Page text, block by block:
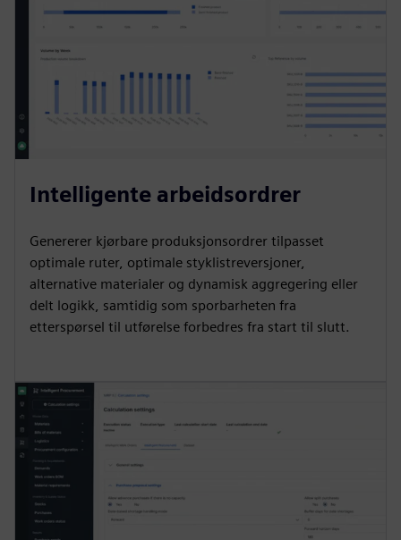
Intelligente arbeidsordrer
Genererer kjørbare produksjonsordrer tilpasset
optimale ruter, optimale styklistreversjoner,
alternative materialer og dynamisk aggregering eller
delt logikk, samtidig som sporbarheten fra
etterspørsel til utførelse forbedres fra start til slutt.